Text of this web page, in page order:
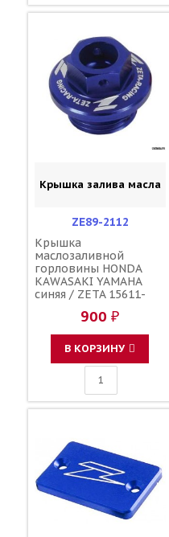
Крышка залива масла
ZE89-2112
Крышка
маслозаливной
горловины HONDA
KAWASAKI YAMAHA
синяя / ZETA 15611-
16115-018 3Y1-15363-
00-00 3Y1-15363-10-00
900 ₽
В КОРЗИНУ